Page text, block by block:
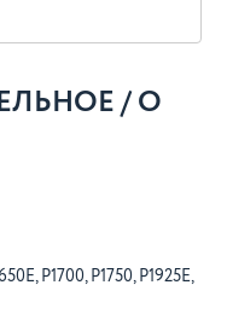
/ O
P1700, P1750, P1925E,